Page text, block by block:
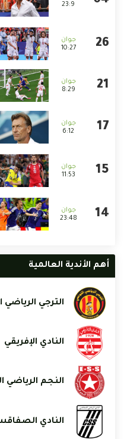
23:9
10:27
8:29
6:12
11:53
23:48
أهم الأندية العالمية
الترجي
النادي الإفريقي
النجم الرياضي
النادي